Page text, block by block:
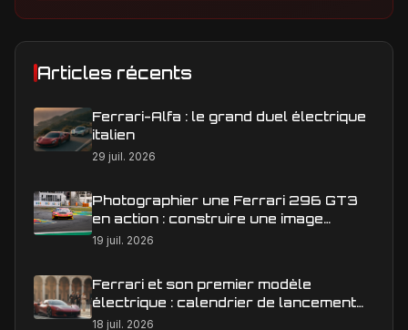
Articles récents
Ferrari-Alfa : le grand duel électrique
italien
29 juil. 2026
Photographier une Ferrari 296 GT3
en action : construire une image
éditoriale qui raconte la course
19 juil. 2026
Ferrari et son premier modèle
électrique : calendrier de lancement
en Europe
18 juil. 2026